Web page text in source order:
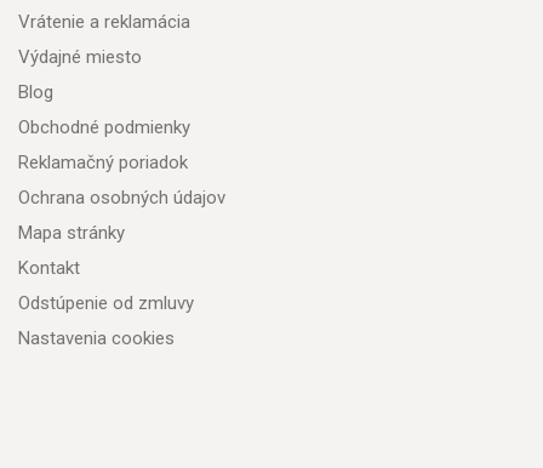
Vrátenie a reklamácia
Výdajné miesto
Blog
Obchodné podmienky
Reklamačný poriadok
Ochrana osobných údajov
Mapa stránky
Kontakt
Odstúpenie od zmluvy
Nastavenia cookies